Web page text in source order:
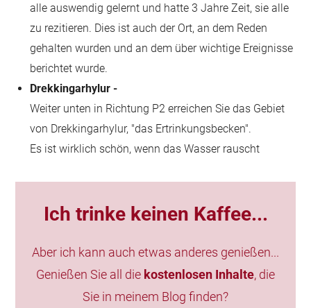
alle auswendig gelernt und hatte 3 Jahre Zeit, sie alle
zu rezitieren. Dies ist auch der Ort, an dem Reden
gehalten wurden und an dem über wichtige Ereignisse
berichtet wurde.
Drekkingarhylur -
Weiter unten in Richtung P2 erreichen Sie das Gebiet
von Drekkingarhylur, "das Ertrinkungsbecken".
Es ist wirklich schön, wenn das Wasser rauscht
Ich trinke keinen Kaffee...
Aber ich kann auch etwas anderes genießen...
Genießen Sie all die kostenlosen Inhalte, die
Sie in meinem Blog finden?